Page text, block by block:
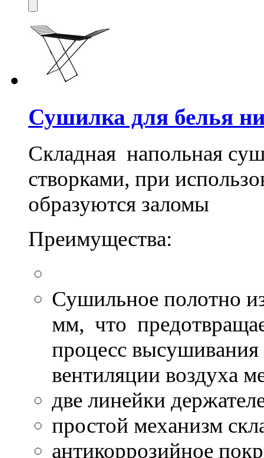
Сушилка для белья
Складная напольная
створками, при
образуются заломы
Преимущества:
Сушильное полотно
мм, что
процесс высушивания
вентиляции воздуха
две линейки
простой механизм
антикоррозийное